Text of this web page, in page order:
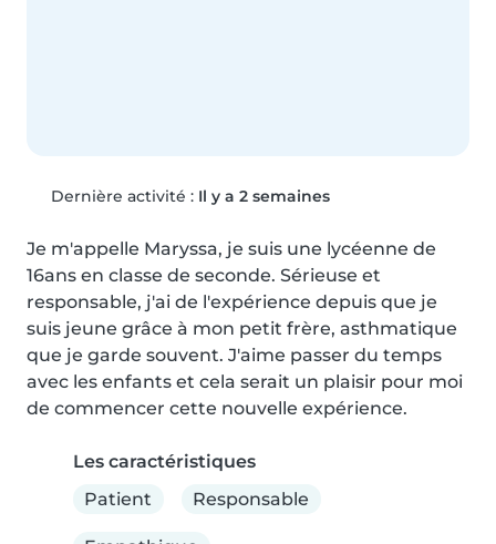
Dernière activité : Il y a 2 semaines
Je m'appelle Maryssa, je suis une lycéenne de
16ans en classe de seconde. Sérieuse et
responsable, j'ai de l'expérience depuis que je
suis jeune grâce à mon petit frère, asthmatique
que je garde souvent. J'aime passer du temps
avec les enfants et cela serait un plaisir pour moi
de commencer cette nouvelle expérience.
Les caractéristiques
Patient
Responsable